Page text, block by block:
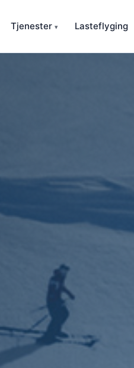
Tjenester ▾ Lasteflyging